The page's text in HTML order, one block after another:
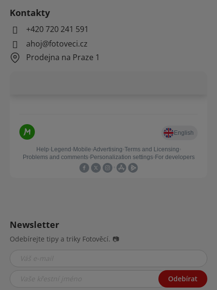
Kontakty
+420 720 241 591
ahoj@fotoveci.cz
Prodejna na Praze 1
Newsletter
Odebírejte tipy a triky Fotověcí. 📷
Odebírat